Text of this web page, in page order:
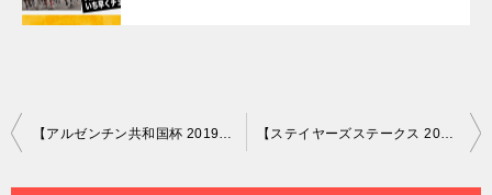
投
【アルゼンチン共和国杯 2019 結果】ムイトオブリガードが優勝！ 【ステイヤーズステークス 2019 結果】モンドインテロが優勝！